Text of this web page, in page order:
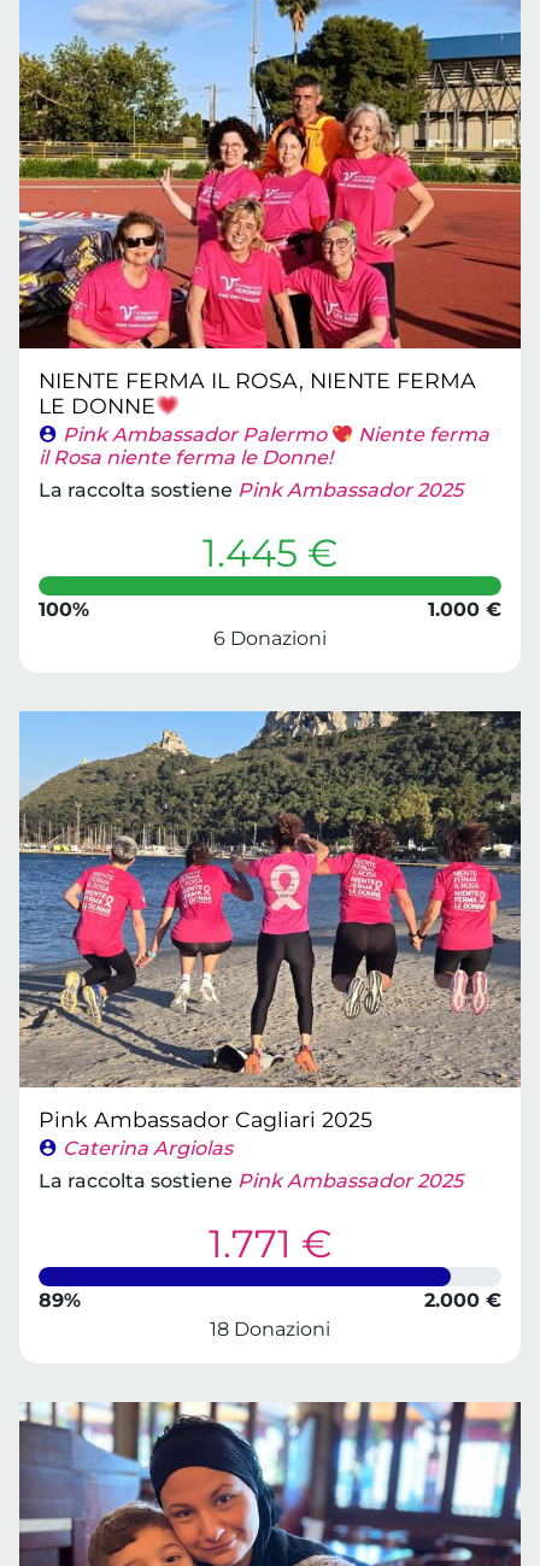
NIENTE FERMA IL ROSA, NIENTE FERMA
LE DONNE
Pink Ambassador Palermo
Niente ferma
il Rosa niente ferma le Donne!
La raccolta sostiene Pink Ambassador 2025
1.445 €
100%
1.000 €
6 Donazioni
Pink Ambassador Cagliari 2025
Caterina Argiolas
La raccolta sostiene Pink Ambassador 2025
1.771 €
89%
2.000 €
18 Donazioni